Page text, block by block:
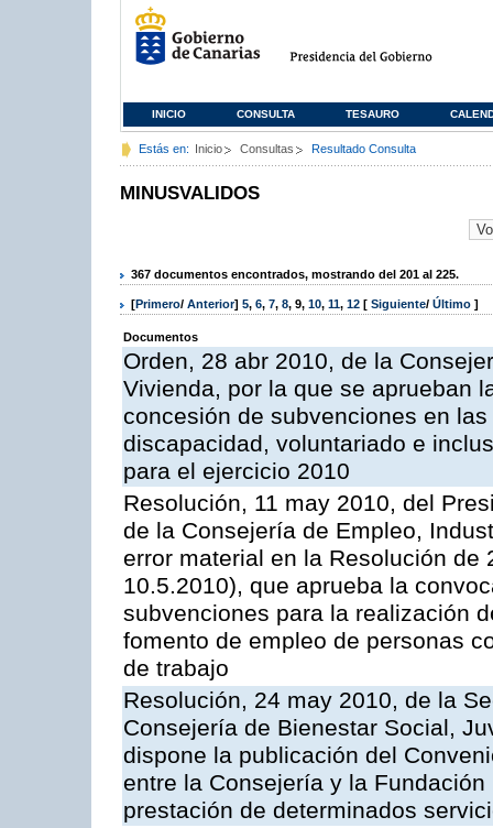
INICIO CONSULTA TESAURO
Estás en: Inicio Consultas Resultado Consulta
MINUSVALIDOS
367 documentos encontrados, mostrando del 201 al 225.
[Primero/ Anterior] 5, 6, 7, 8, 9, 10, 11, 12 [ Siguiente/ Último ]
Documentos
Orden, 28 abr 2010, de la
Vivienda, por la que se aprueban
concesión de subvenciones en
discapacidad, voluntariado e
para el ejercicio 2010
Resolución, 11 may 2010, del
de la Consejería de Empleo,
error material en la Resolución de
10.5.2010), que aprueba la
subvenciones para la realización
fomento de empleo de personas
de trabajo
Resolución, 24 may 2010, de la
Consejería de Bienestar Social,
dispone la publicación del
entre la Consejería y la
prestación de determinados